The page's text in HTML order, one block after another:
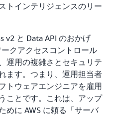
トインテリジェンスのリー
v2 と Data API のおかげ
クアクセスコントロール
運用の複雑さとセキュリテ
ます。つまり、運用担当者
トウェアエンジニアを雇用
ことです。これは、アップ
めに AWS に頼る「サーバ